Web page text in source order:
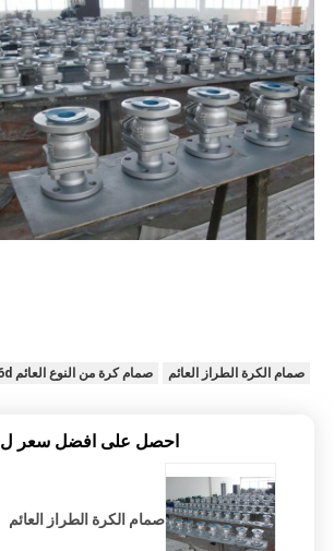
صمام الكرة الطراز العائم صمام كرة من النوع العائم api6d
احصل على افضل سعر ل
صمام الكرة الطراز العائم